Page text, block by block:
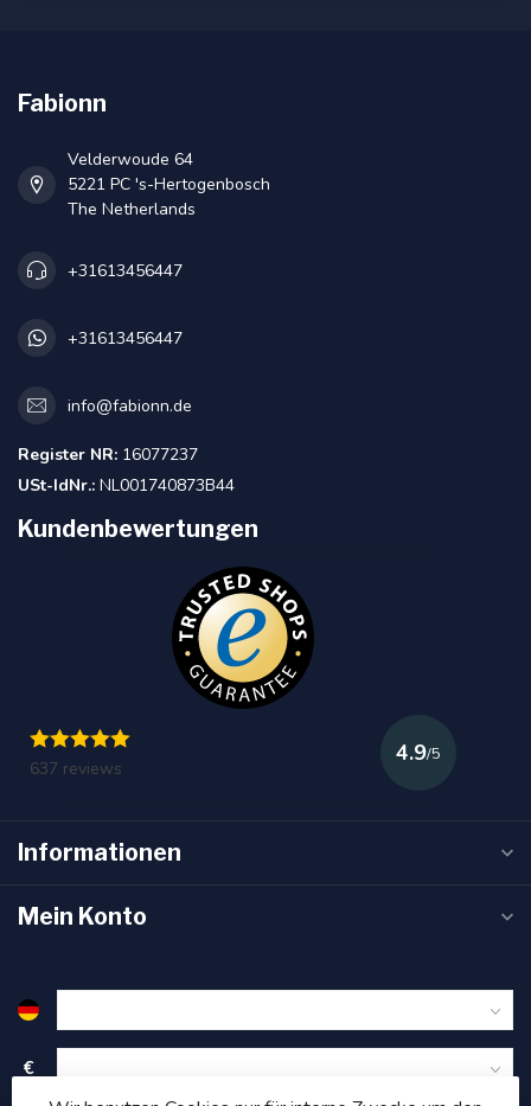
Fabionn
Velderwoude 64
5221 PC 's-Hertogenbosch
The Netherlands
+31613456447
+31613456447
info@fabionn.de
Register NR: 16077237
USt-IdNr.: NL001740873B44
Kundenbewertungen
637 reviews
4.9/5
Informationen
Mein Konto
€